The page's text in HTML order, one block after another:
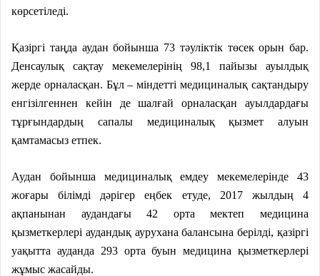
көрсетіледі.
Қазіргі таңда аудан бойынша 73 тәуліктік төсек орын бар.
Денсаулық сақтау мекемелерінің 98,1 пайызы ауылдық
жерде орналасқан. Бұл – міндетті медициналық сақтандыру
енгізілгеннен кейін де шалғай орналасқан ауылдардағы
тұрғындардың сапалы медициналық қызмет алуын
қамтамасыз етпек.
Аудан бойынша медициналық емдеу мекемелерінде 43
жоғары білімді дәрігер еңбек етуде, 2017 жылдың 4
ақпанынан аудандағы 42 орта мектеп медицина
қызметкерлері аудандық аурухана балансына берілді, қазіргі
уақытта ауданда 293 орта буын медицина қызметкерлері
жұмыс жасайды.